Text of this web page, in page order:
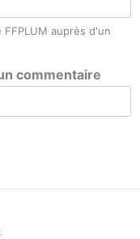
auprès d'un
commentaire